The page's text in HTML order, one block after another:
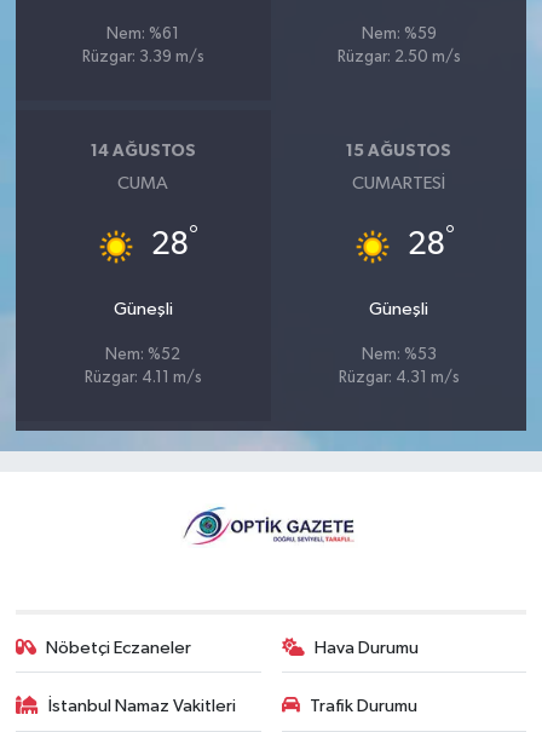
Nem: %61
Rüzgar: 3.39 m/s
Nem: %59
Rüzgar: 2.50 m/s
14 AĞUSTOS
CUMA
28°
Güneşli
Nem: %52
Rüzgar: 4.11 m/s
15 AĞUSTOS
CUMARTESI
28°
Güneşli
Nem: %53
Rüzgar: 4.31 m/s
Nöbetçi Eczaneler Hava Durumu
İstanbul Namaz Vakitleri Trafik Durumu